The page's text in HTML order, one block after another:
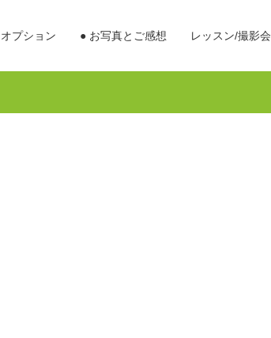
オプション ● お写真とご感想 レッスン/撮影会